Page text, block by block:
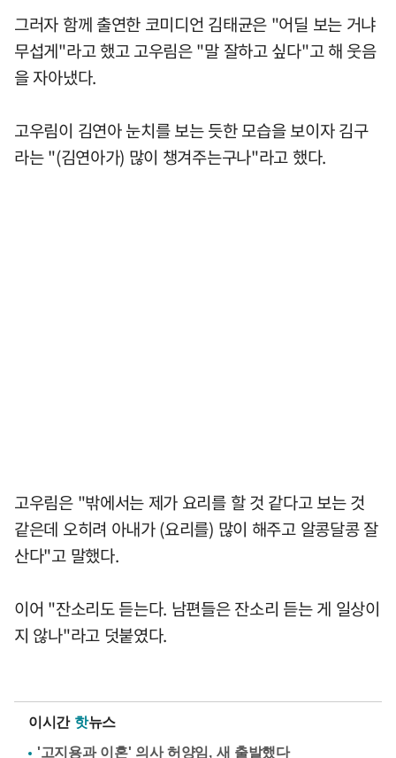
그러자 함께 출연한 코미디언 김태균은 "어딜 보는 거냐
무섭게"라고 했고 고우림은 "말 잘하고 싶다"고 해 웃음
을 자아냈다.
고우림이 김연아 눈치를 보는 듯한 모습을 보이자 김구
라는 "(김연아가) 많이 챙겨주는구나"라고 했다.
고우림은 "밖에서는 제가 요리를 할 것 같다고 보는 것
같은데 오히려 아내가 (요리를) 많이 해주고 알콩달콩 잘
산다"고 말했다.
이어 "잔소리도 듣는다. 남편들은 잔소리 듣는 게 일상이
지 않나"라고 덧붙였다.
이시간 핫뉴스
'고지용과 이혼' 의사 허양임, 새 출발했다